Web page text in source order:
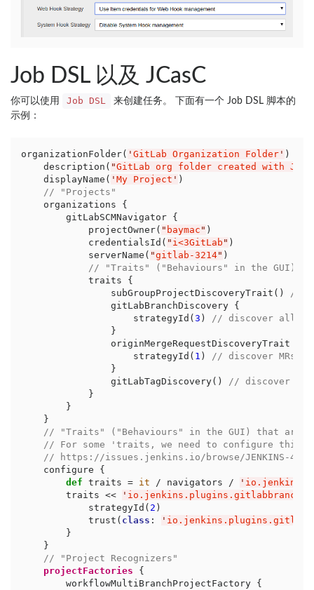
Job DSL 以及 JCasC
你可以使用 Job DSL
来创建任务。 下面有一个 Job DSL 脚本的
示例：
organizationFolder( ' GitLab Organization Folder ' ) {
    description(
"GitLab org folder created with Job
    displayName(
' My Project ' )
// "Projects"
    organizations {
        gitLabSCMNavigator {
            projectOwner(
" baymac " )
            credentialsId(
" i<3GitLab " )
            serverName(
"gitlab-3214" )
// "Traits" ("Behaviours" in the GUI)
            traits {
                subGroupProjectDiscoveryTrait()
//
                gitLabBranchDiscovery {
                    strategyId(
3 ) // discover all
                }
                originMergeRequestDiscoveryTrait {
                    strategyId(
1 ) // discover MRs
                }
                gitLabTagDiscovery()
// discover
            }
        }
    }
// "Traits" ("Behaviours" in the GUI) that are
// For some 'traits, we need to configure this
// https://issues.jenkins.io/browse/JENKINS-
    configure {
def traits = it / navigators / '
        traits <<
'
            strategyId(
2 )
            trust(
class : '
        }
    }
// "Project Recognizers"
projectFactories {
        workflowMultiBranchProjectFactory {